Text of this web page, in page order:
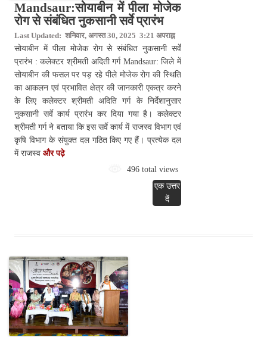
Mandsaur:सोयाबीन में पीला मोजेक
रोग से संबंधित नुकसानी सर्वे प्रारंभ
Last Updated: शनिवार, अगस्त 30, 2025 3:21 अपराह्न
सोयाबीन में पीला मोजेक रोग से संबंधित नुकसानी सर्वे
प्रारंभ : कलेक्टर श्रीमती अदिती गर्ग Mandsaur: जिले में
सोयाबीन की फसल पर पड़ रहे पीले मोजेक रोग की स्थिति
का आकलन एवं प्रभावित क्षेत्र की जानकारी एकत्र करने
के लिए कलेक्टर श्रीमती अदिति गर्ग के निर्देशानुसार
नुकसानी सर्वे कार्य प्रारंभ कर दिया गया है। कलेक्टर
श्रीमती गर्ग ने बताया कि इस सर्वे कार्य में राजस्व विभाग एवं
कृषि विभाग के संयुक्त दल गठित किए गए हैं। प्रत्येक दल
में राजस्व और पढ़े
496 total views
एक उत्तर
दें